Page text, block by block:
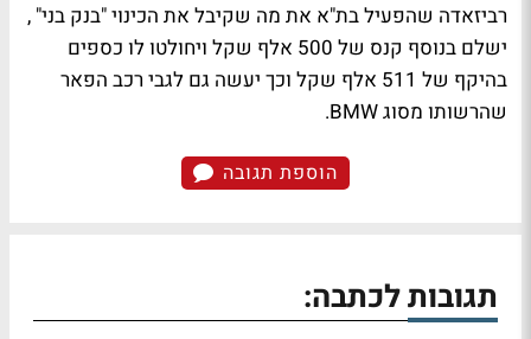
רביזאדה שהפעיל בת"א את מה שקיבל את הכינוי "בנק בני" ,
ישלם בנוסף קנס של 500 אלף שקל ויחולטו לו כספים
בהיקף של 511 אלף שקל וכך יעשה גם לגבי רכב הפאר
שהרשותו מסוג BMW.
הוספת תגובה
תגובות לכתבה: